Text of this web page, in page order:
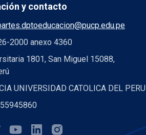
y contacto
2000 anexo 4360
1801, San Miguel 15088,
UNIVERSIDAD CATOLICA DEL PERU